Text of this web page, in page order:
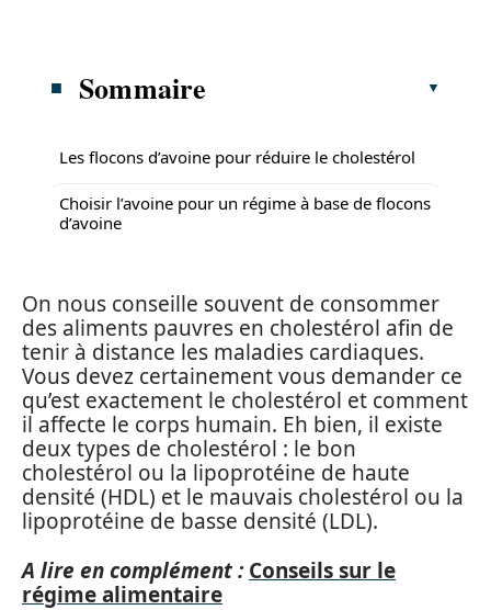
Sommaire
Les flocons d’avoine pour réduire le cholestérol
Choisir l’avoine pour un régime à base de flocons
d’avoine
On nous conseille souvent de consommer
des aliments pauvres en cholestérol afin de
tenir à distance les maladies cardiaques.
Vous devez certainement vous demander ce
qu’est exactement le cholestérol et comment
il affecte le corps humain. Eh bien, il existe
deux types de cholestérol : le bon
cholestérol ou la lipoprotéine de haute
densité (HDL) et le mauvais cholestérol ou la
lipoprotéine de basse densité (LDL).
A lire en complément : Conseils sur le
régime alimentaire